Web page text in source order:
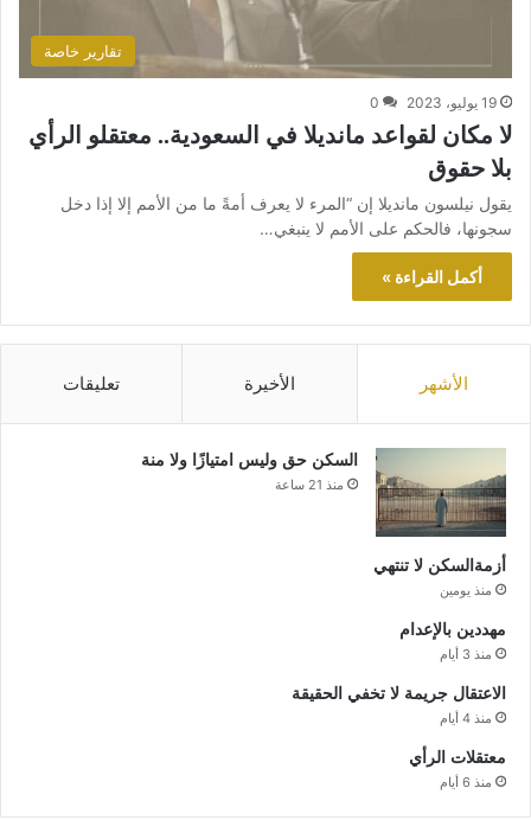
تقارير خاصة
19 يوليو، 2023 0
لا مكان لقواعد مانديلا في السعودية.. معتقلو الرأي
بلا حقوق
يقول نيلسون مانديلا إن “المرء لا يعرف أمةً ما من الأمم إلا إذا دخل
سجونها، فالحكم على الأمم لا ينبغي…
أكمل القراءة »
الأشهر الأخيرة تعليقات
السكن حق وليس امتيازًا ولا منة
منذ 21 ساعة
أزمةالسكن لا تنتهي
منذ يومين
مهددين بالإعدام
منذ 3 أيام
الاعتقال جريمة لا تخفي الحقيقة
منذ 4 أيام
معتقلات الرأي
منذ 6 أيام